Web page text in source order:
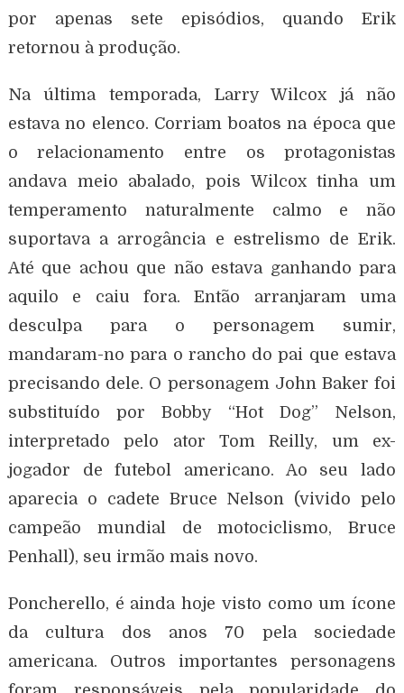
por apenas sete episódios, quando Erik
retornou à produção.
Na última temporada, Larry Wilcox já não
estava no elenco. Corriam boatos na época que
o relacionamento entre os protagonistas
andava meio abalado, pois Wilcox tinha um
temperamento naturalmente calmo e não
suportava a arrogância e estrelismo de Erik.
Até que achou que não estava ganhando para
aquilo e caiu fora. Então arranjaram uma
desculpa para o personagem sumir,
mandaram-no para o rancho do pai que estava
precisando dele. O personagem John Baker foi
substituído por Bobby “Hot Dog” Nelson,
interpretado pelo ator Tom Reilly, um ex-
jogador de futebol americano. Ao seu lado
aparecia o cadete Bruce Nelson (vivido pelo
campeão mundial de motociclismo, Bruce
Penhall), seu irmão mais novo.
Poncherello, é ainda hoje visto como um ícone
da cultura dos anos 70 pela sociedade
americana. Outros importantes personagens